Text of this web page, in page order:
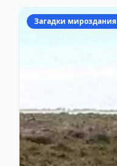
истории науки.
Загадки мироздания